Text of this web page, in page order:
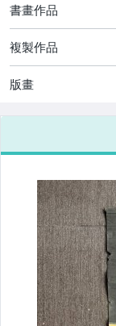
書畫作品
複製作品
版畫